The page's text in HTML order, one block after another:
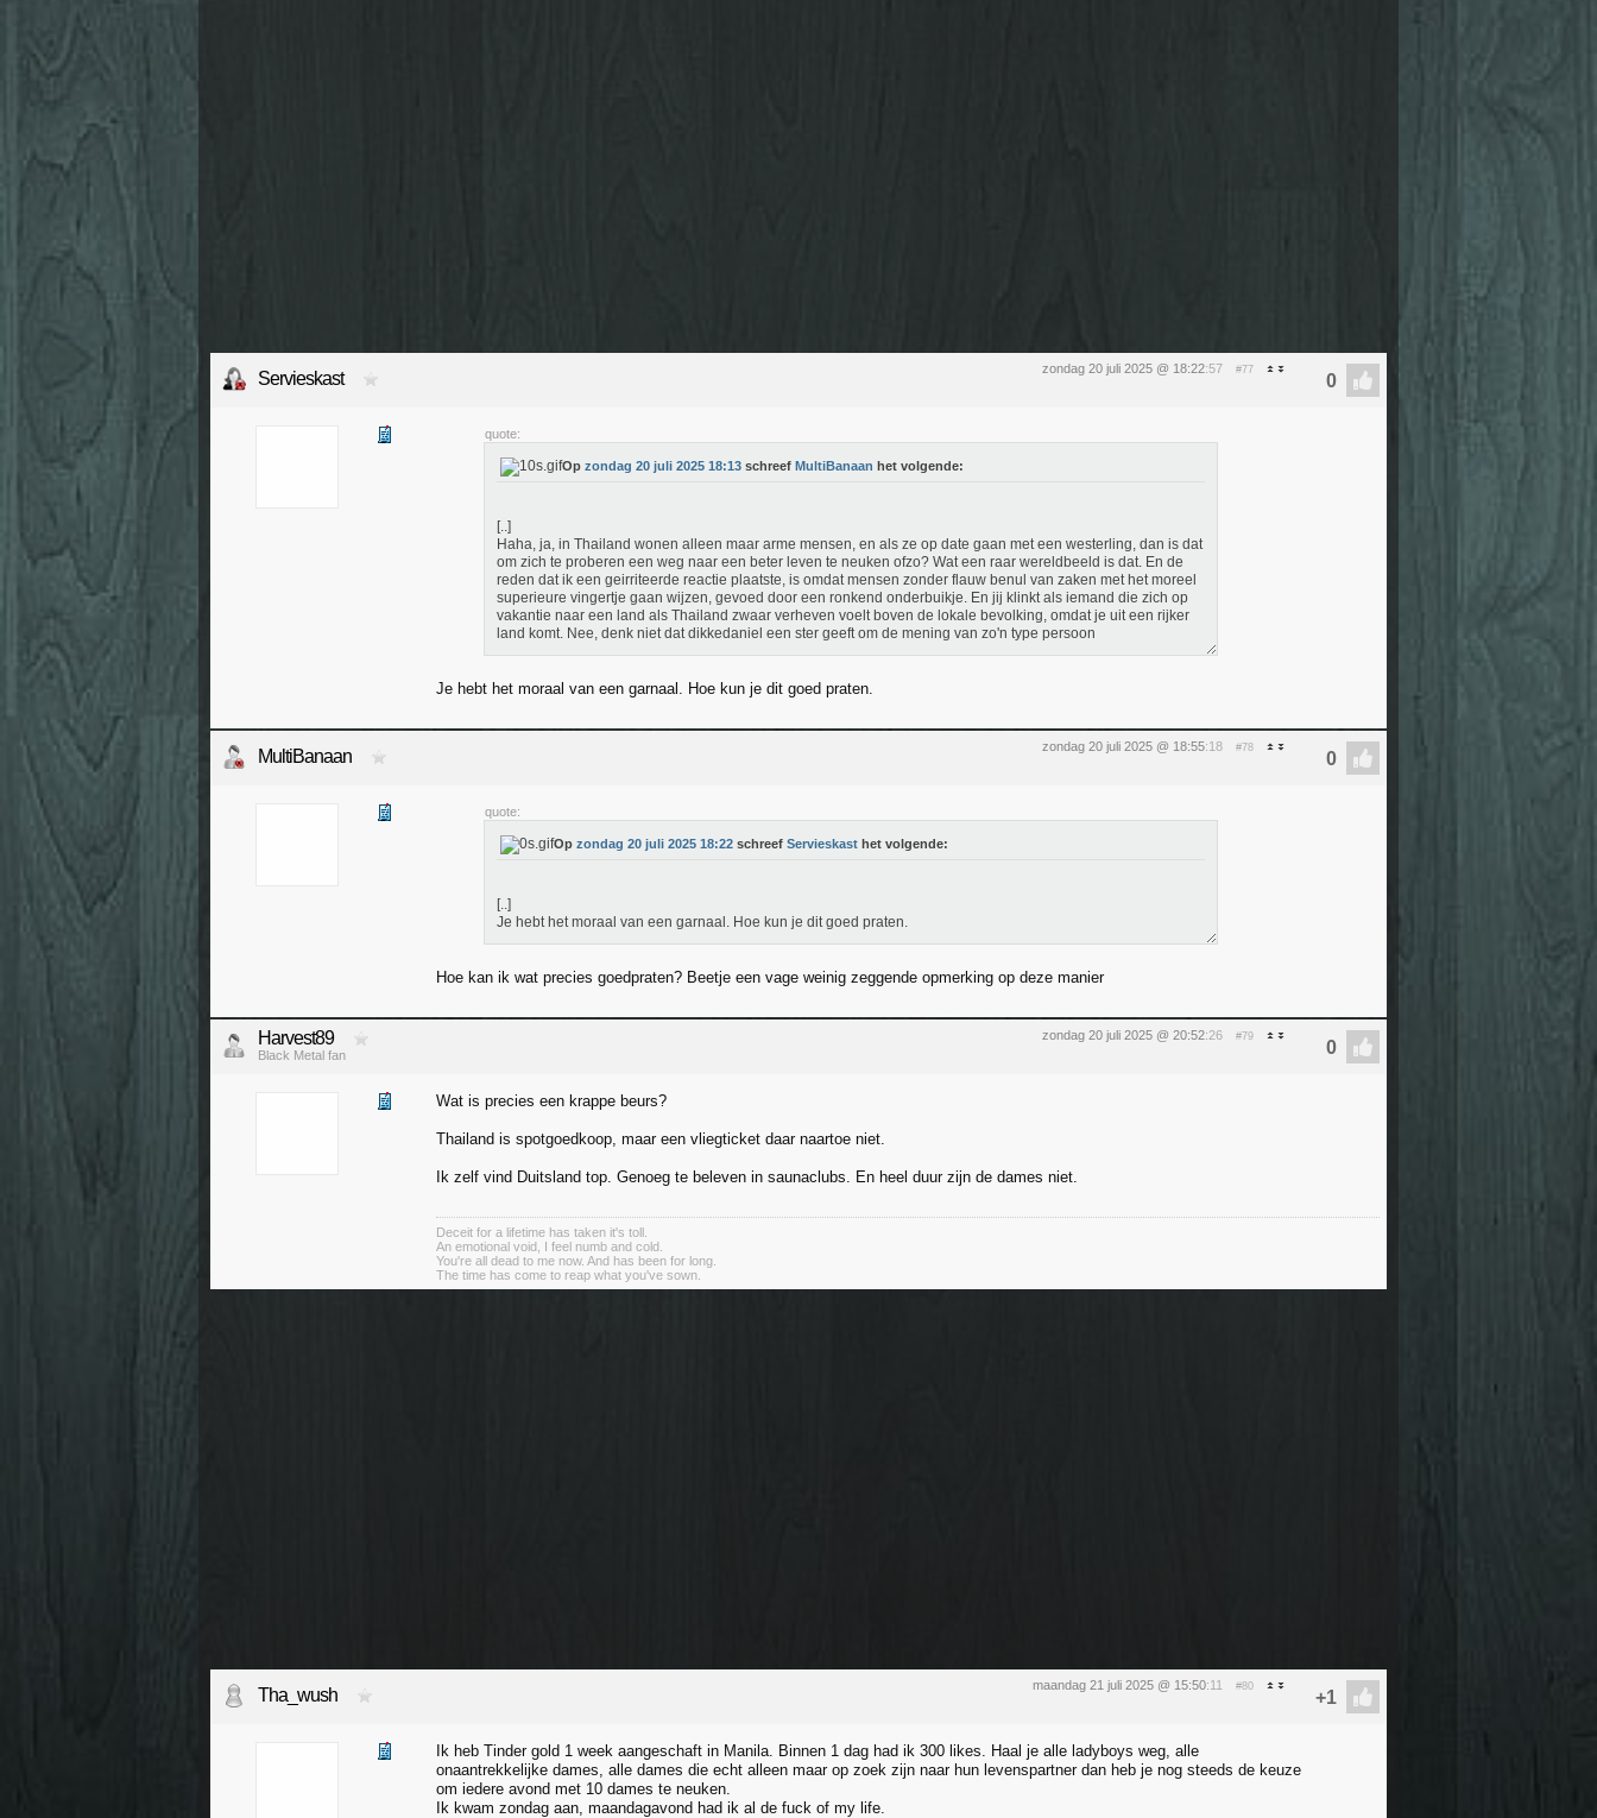
zondag 20 juli 2025 @ 18:22:57 #77
Servieskast
quote:
Op zondag 20 juli 2025 18:13 schreef MultiBanaan het volgende:
[..]
Haha, ja, in Thailand wonen alleen maar arme mensen, en als ze op date gaan met een westerling, dan is dat
om zich te proberen een weg naar een beter leven te neuken ofzo? Wat een raar wereldbeeld is dat. En de
reden dat ik een geirriteerde reactie plaatste, is omdat mensen zonder flauw benul van zaken met het moreel
superieure vingertje gaan wijzen, gevoed door een ronkend onderbuikje. En jij klinkt als iemand die zich op
vakantie naar een land als Thailand zwaar verheven voelt boven de lokale bevolking, omdat je uit een rijker
land komt. Nee, denk niet dat dikkedaniel een ster geeft om de mening van zo'n type persoon
Je hebt het moraal van een garnaal. Hoe kun je dit goed praten.
zondag 20 juli 2025 @ 18:55:18 #78
MultiBanaan
quote:
Op zondag 20 juli 2025 18:22 schreef Servieskast het volgende:
[..]
Je hebt het moraal van een garnaal. Hoe kun je dit goed praten.
Hoe kan ik wat precies goedpraten? Beetje een vage weinig zeggende opmerking op deze manier
zondag 20 juli 2025 @ 20:52:26 #79
Harvest89
Black Metal fan
Wat is precies een krappe beurs?
Thailand is spotgoedkoop, maar een vliegticket daar naartoe niet.
Ik zelf vind Duitsland top. Genoeg te beleven in saunaclubs. En heel duur zijn de dames niet.
Deceit for a lifetime has taken it's toll.
An emotional void, I feel numb and cold.
You're all dead to me now. And has been for long.
The time has come to reap what you've sown.
maandag 21 juli 2025 @ 15:50:11 #80
Tha_wush
Ik heb Tinder gold 1 week aangeschaft in Manila. Binnen 1 dag had ik 300 likes. Haal je alle ladyboys weg, alle
onaantrekkelijke dames, alle dames die echt alleen maar op zoek zijn naar hun levenspartner dan heb je nog steeds de keuze
om iedere avond met 10 dames te neuken.
Ik kwam zondag aan, maandagavond had ik al de fuck of my life.